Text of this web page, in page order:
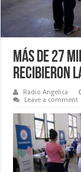
Más de 27
recibieron
Radio Angelica
Leave a comment